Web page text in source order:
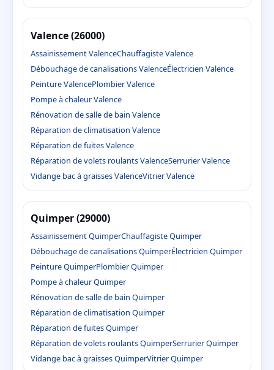
Valence (26000)
Assainissement ValenceChauffagiste Valence
Débouchage de canalisations ValenceÉlectricien Valence
Peinture ValencePlombier Valence
Pompe à chaleur Valence
Rénovation de salle de bain Valence
Réparation de climatisation Valence
Réparation de fuites Valence
Réparation de volets roulants ValenceSerrurier Valence
Vidange bac à graisses ValenceVitrier Valence
Quimper (29000)
Assainissement QuimperChauffagiste Quimper
Débouchage de canalisations QuimperÉlectricien Quimper
Peinture QuimperPlombier Quimper
Pompe à chaleur Quimper
Rénovation de salle de bain Quimper
Réparation de climatisation Quimper
Réparation de fuites Quimper
Réparation de volets roulants QuimperSerrurier Quimper
Vidange bac à graisses QuimperVitrier Quimper